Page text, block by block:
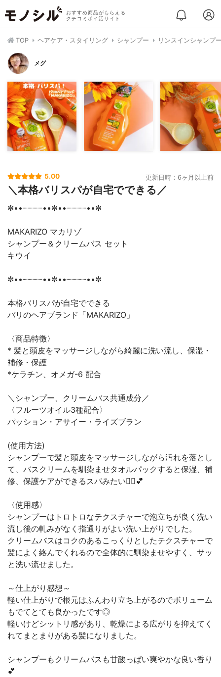
おすすめ商品がもらえる
クチコミポイ活サイト
TOP ヘアケア・スタイリング シャンプー リンスインシャンプ
メグ
5.00 更新日時：6ヶ月以上前
＼本格バリスパが自宅でできる／
✼••┈┈┈┈••✼••┈┈┈┈••✼
MAKARIZO マカリゾ
シャンプー＆クリームバス セット
キウイ
✼••┈┈┈┈••✼••┈┈┈┈••✼
本格バリスパが自宅でできる
バリのヘアブランド「MAKARIZO」
〈商品特徴〉
* 髪と頭皮をマッサージしながら綺麗に洗い流し、保湿・
補修・保護
*ケラチン、オメガ-6 配合
＼シャンプー、クリームバス共通成分／
〈フルーツオイル3種配合〉
パッション・アサイー・ライズブラン
(使用方法)
シャンプーで髪と頭皮をマッサージしながら汚れを落とし
て、バスクリームを馴染ませタオルパックすると保湿、補
修、保護ケアができるスパみたい💆‍♀️💕
〈使用感〉
シャンプーはトロトロなテクスチャーで泡立ちが良く洗い
流し後の軋みがなく指通りがよい洗い上がりでした。
クリームバスはコクのあるこっくりとしたテクスチャーで
髪によく絡んでくれるので全体的に馴染ませやすく、サッ
と洗い流せました。
～仕上がり感想～
軽い仕上がりで根元はふんわり立ち上がるのでボリューム
もでてとても良かったです◎
軽いけどシットリ感があり、乾燥による広がりを抑えてく
れてまとまりがある髪になりました。
シャンプーもクリームバスも甘酸っぱい爽やかな良い香り
💕